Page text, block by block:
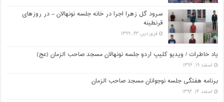
سرود گل زهرا اجرا در خانه جلسه نونهالان – در روزهای
قرنطینه
فروردین ۲۳, ۱۳۹۹
یاد خاطرات / ویدیو کلیپ اردو جلسه نونهالان مسجد صاحب الزمان (عج)
اسفند ۱۹, ۱۳۹۶
برنامه هفتگی جلسه نوجوانان مسجد صاحب الزمان
اسفند ۱۴, ۱۳۹۶